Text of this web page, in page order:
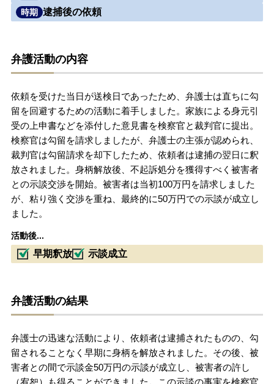
時期 逮捕後の依頼
弁護活動の内容
依頼を受けた当日が送検日であったため、弁護士は直ちに勾
留を回避するための活動に着手しました。家族による身元引
受の上申書などを添付した意見書を検察官と裁判官に提出。
検察官は勾留を請求しましたが、弁護士の主張が認められ、
裁判官は勾留請求を却下したため、依頼者は逮捕の翌日に釈
放されました。身柄解放後、不起訴処分を獲得すべく被害者
との示談交渉を開始。被害者は当初100万円を請求しました
が、粘り強く交渉を重ね、最終的に50万円での示談が成立し
ました。
活動後...
早期釈放 示談成立
弁護活動の結果
弁護士の迅速な活動により、依頼者は逮捕されたものの、勾
留されることなく早期に身柄を解放されました。その後、被
害者との間で示談金50万円の示談が成立し、被害者の許し